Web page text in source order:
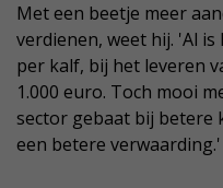
Met een beetje meer
verdienen, weet hij. 'Al
per kalf, bij het leveren
1.000 euro. Toch mooi
sector gebaat bij betere
een betere verwaarding.'